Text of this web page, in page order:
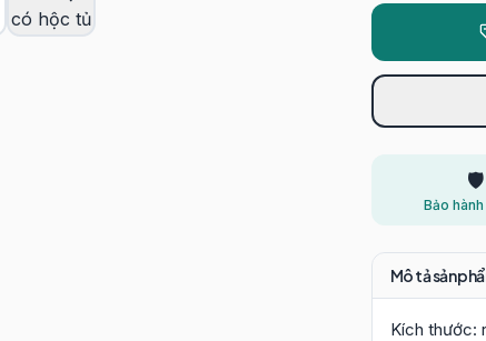
🛡️
Bảo
Mô tả sản
Kích thước: